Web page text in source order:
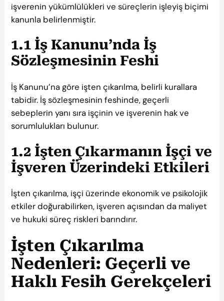
işverenin yükümlülükleri ve süreçlerin işleyiş biçimi
kanunla belirlenmiştir.
1.1 İş Kanunu’nda İş
Sözleşmesinin Feshi
İş Kanunu’na göre işten çıkarılma, belirli kurallara
tabidir. İş sözleşmesinin feshinde, geçerli
sebeplerin yanı sıra işçinin ve işverenin hak ve
sorumlulukları bulunur.
1.2 İşten Çıkarmanın İşçi ve
İşveren Üzerindeki Etkileri
İşten çıkarılma, işçi üzerinde ekonomik ve psikolojik
etkiler doğurabilirken, işveren açısından da maliyet
ve hukuki süreç riskleri barındırır.
İşten Çıkarılma
Nedenleri: Geçerli ve
Haklı Fesih Gerekçeleri